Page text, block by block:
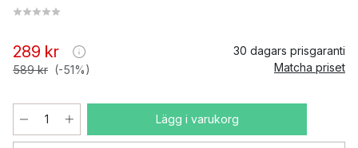
289 kr
589 kr (-51%)
30 dagars prisgaranti
Matcha priset
Lägg i varukorg